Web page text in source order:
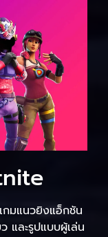
กมแนวยิงแอ็กชัน
และรูปแบบผู้เล่น